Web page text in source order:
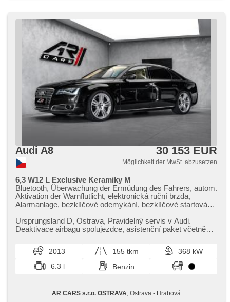
Audi A8 30 153 EUR
Möglichkeit der MwSt. abzusetzen
6,3 W12 L Exclusive Keramiky M
Bluetooth, Überwachung der Ermüdung des Fahrers, autom.
Aktivation der Warnflutlicht, elektronická ruční brzda,
Alarmanlage, bezklíčové odemykání, bezklíčové startování,
Autoradio, Multifunktionslenkrad, beheizte Lenkrad, Lenkrad
einstellbar, Klimaablage, roletky na zadních oknech, zadní
Sitze, Frontmassagesitze, odvětrávaná sedadla, isofix, El.
einstellbare Sitze, täglich Leuchten, Heck LED Leuchte,
Scheinwerferwaschanlagen, Alufelgen, El. Spiegel, beheizte
Spiegel, El. Klappspiegel, Scheibenwischersensor,
El. Deckel des Kofferraums, El. Wagentürschlüssung,
Ursprungsland D,​ Ostrava,​ Pravidelný servis v Audi.
Deaktivace airbagu spolujezdce,​ asistenční paket včetně
2013 155 tkm
368 kW
6.3 l
Benzin
AR CARS s.r.o. OSTRAVA , Ostrava - Hrabová